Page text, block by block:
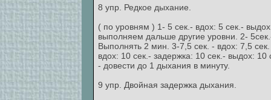
8 упр. Редкое дыхание.
( по уровням ) 1- 5 сек.- вдох: 5 сек.-
выполняем дальше другие уровни. 2-
Выполнять 2 мин. 3-7,5 сек. - вдох: 7,5
вдох: 10 сек.- задержка: 10 сек.- выдох:
- довести до 1 дыхания в минуту.
9 упр. Двойная задержка дыхания.